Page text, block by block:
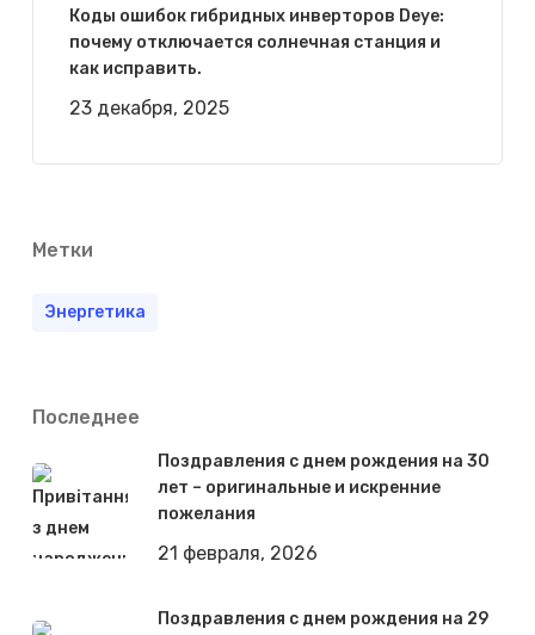
Коды ошибок гибридных инверторов Deye:
почему отключается солнечная станция и
как исправить.
23 декабря, 2025
Метки
Энергетика
Последнее
Поздравления с днем рождения на 30
лет – оригинальные и искренние
пожелания
21 февраля, 2026
Поздравления с днем рождения на 29